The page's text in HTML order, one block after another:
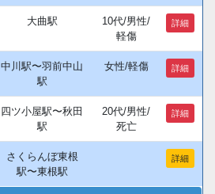
大曲駅
10代/男性/
軽傷
詳細
中川駅〜羽前中山
駅
女性/軽傷 詳細
四ツ小屋駅〜秋田
駅
20代/男性/
死亡
詳細
さくらんぼ東根
駅〜東根駅
詳細